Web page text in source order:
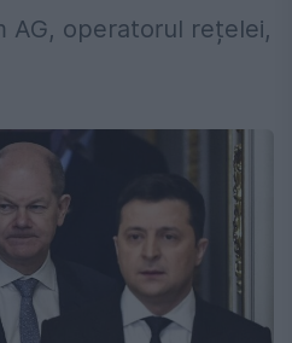
AG, operatorul rețelei,